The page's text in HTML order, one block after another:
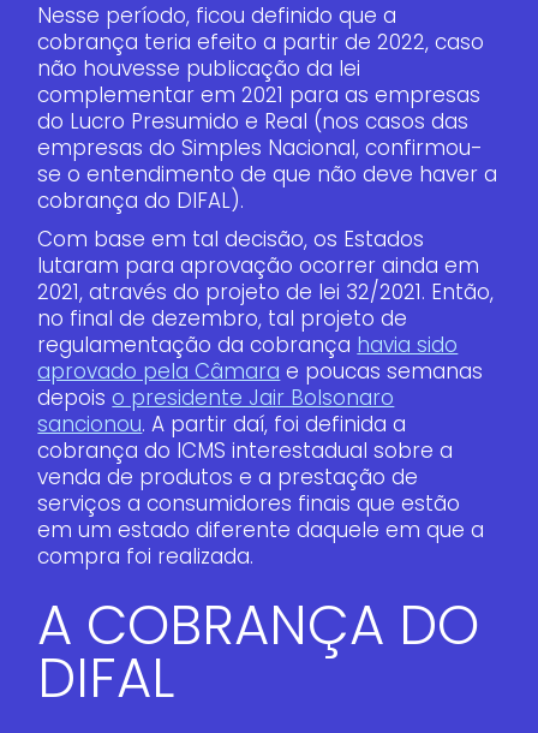
Nesse período, ficou definido que a
cobrança teria efeito a partir de 2022, caso
não houvesse publicação da lei
complementar em 2021 para as empresas
do Lucro Presumido e Real (nos casos das
empresas do Simples Nacional, confirmou-
se o entendimento de que não deve haver a
cobrança do DIFAL).
Com base em tal decisão, os Estados
lutaram para aprovação ocorrer ainda em
2021, através do projeto de lei 32/2021. Então,
no final de dezembro, tal projeto de
regulamentação da cobrança havia sido
aprovado pela Câmara e poucas semanas
depoiso presidente Jair Bolsonaro
sancionou. A partir daí, foi definida a
cobrança do ICMS interestadual sobre a
venda de produtos e a prestação de
serviços a consumidores finais que estão
em um estado diferente daquele em que a
compra foi realizada.
A COBRANÇA DO
DIFAL